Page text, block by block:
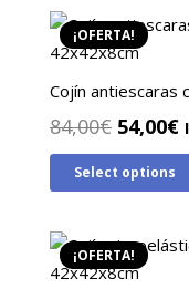
78,00€.
¡OFERTA!
Cojín antiescaras
84,00€ El
precio
original
84,00€.
54,00€
Select options
¡OFERTA!